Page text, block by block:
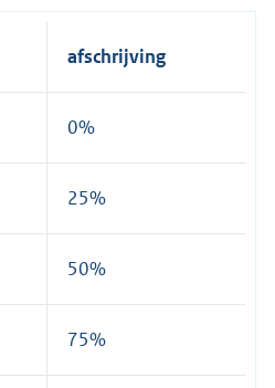
afschrijving
0%
25%
50%
75%